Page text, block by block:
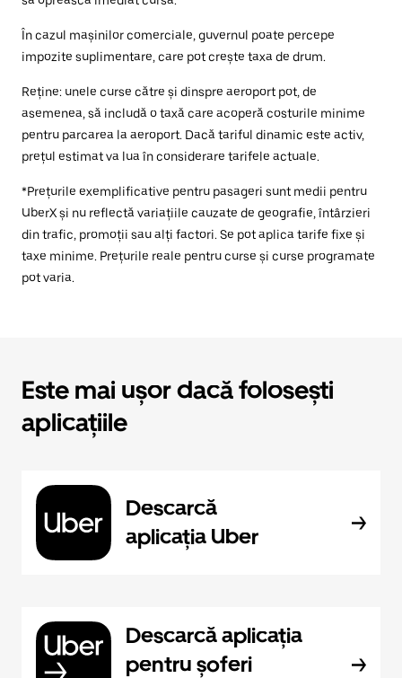
În cazul mașinilor comerciale, guvernul poate percepe
impozite suplimentare, care pot crește taxa de drum.
Reține: unele curse către și dinspre aeroport pot, de
asemenea, să includă o taxă care acoperă costurile minime
pentru parcarea la aeroport. Dacă tariful dinamic este activ,
prețul estimat va lua în considerare tarifele actuale.
*Prețurile exemplificative pentru pasageri sunt medii pentru
UberX și nu reflectă variațiile cauzate de geografie, întârzieri
din trafic, promoții sau alți factori. Se pot aplica tarife fixe și
taxe minime. Prețurile reale pentru curse și curse programate
pot varia.
Este mai ușor dacă folosești
aplicațiile
Descarcă
aplicația Uber
Descarcă aplicația
pentru șoferi